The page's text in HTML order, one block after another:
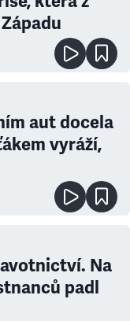
aut docela
vyráží,
Na
padl